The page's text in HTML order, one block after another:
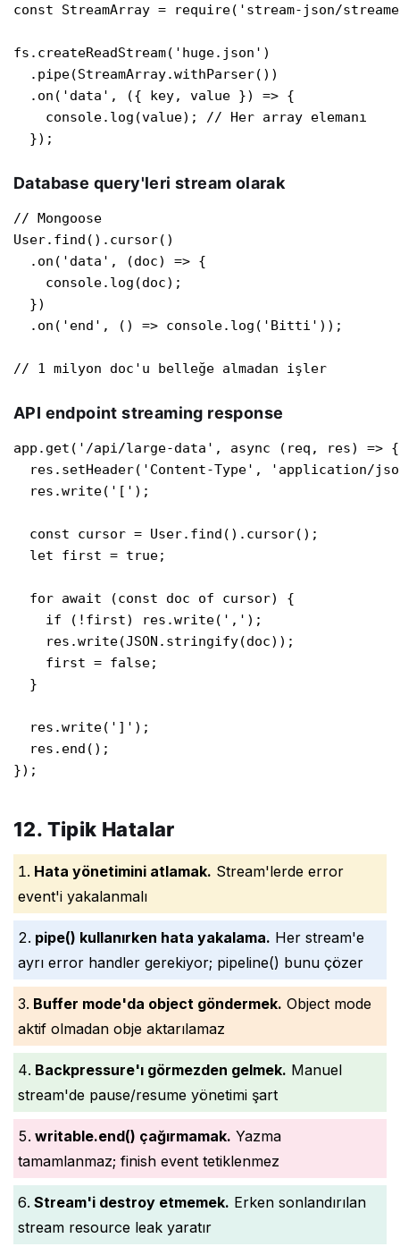
const StreamArray = require('stream-json/
fs.createReadStream('huge.json')
  .pipe(StreamArray.withParser())
  .on('data', ({ key, value }) => {
    console.log(value); // Her array elemanı
  });
Database query'leri stream olarak
// Mongoose
User.find().cursor()
  .on('data', (doc) => {
    console.log(doc);
  })
  .on('end', () => console.log('Bitti'));
// 1 milyon doc'u belleğe almadan işler
API endpoint streaming response
app.get('/api/large-data', async (req, res) => {
res.setHeader('Content-Type', 'application/
  res.write('[');
  const cursor = User.find().cursor();
  let first = true;
  for await (const doc of cursor) {
    if (!first) res.write(',');
    res.write(JSON.stringify(doc));
    first = false;
  }
  res.write(']');
  res.end();
});
12. Tipik Hatalar
Hata yönetimini atlamak. Stream'lerde error
event'i yakalanmalı
pipe() kullanırken hata yakalama. Her stream'e
ayrı error handler gerekiyor; pipeline() bunu çözer
Buffer mode'da object göndermek. Object mode
aktif olmadan obje aktarılamaz
Backpressure'ı görmezden gelmek. Manuel
stream'de pause/resume yönetimi şart
writable.end() çağırmamak. Yazma
tamamlanmaz; finish event tetiklenmez
Stream'i destroy etmemek. Erken sonlandırılan
stream resource leak yaratır